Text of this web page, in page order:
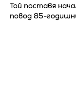
Той поставя
повод 85-